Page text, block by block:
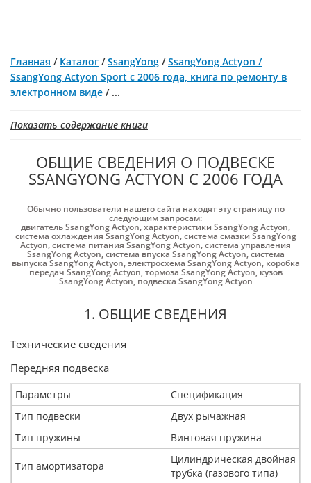
Главная / Каталог /SsangYong /SsangYong Actyon /
SsangYong Actyon Sport с 2006 года, книга по ремонту в
электронном виде / ...
Показать содержание книги
ОБЩИЕ СВЕДЕНИЯ О ПОДВЕСКЕ
SSANGYONG ACTYON С 2006 ГОДА
Обычно пользователи нашего сайта находят эту страницу по
следующим запросам:
двигатель SsangYong Actyon,характеристики SsangYong Actyon,
система охлаждения SsangYong Actyon,система смазки SsangYong
Actyon,система питания SsangYong Actyon,система управления
SsangYong Actyon,система впуска SsangYong Actyon,система
выпуска SsangYong Actyon,электросхема SsangYong Actyon, коробка
передач SsangYong Actyon,тормоза SsangYong Actyon, кузов
SsangYong Actyon, подвеска SsangYong Actyon
1. ОБЩИЕ СВЕДЕНИЯ
Технические сведения
Передняя подвеска
Параметры
Спецификация
Тип подвески
Двух рычажная
Тип пружины
Винтовая пружина
Тип амортизатора
Цилиндрическая двойная
трубка (газового типа)